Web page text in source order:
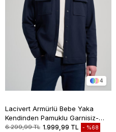
4
Lacivert Armürlü Bebe Yaka
Kendinden Pamuklu Garnisiz-
Biyesiz Standart Fit Mont
6.299,99 TL 1.999,99 TL %68